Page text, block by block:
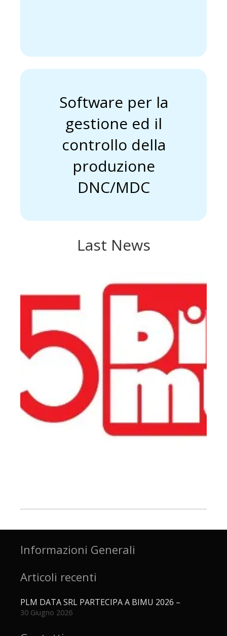
Software per la
gestione ed il
controllo della
produzione
DNC/MDC
Last News
Informazioni Generali
Articoli recenti
PLM DATA SRL PARTECIPA A BIMU 2026 –
30 Giugno 2026